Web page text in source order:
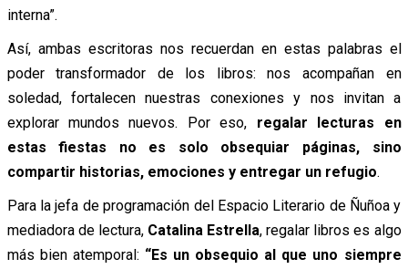
interna”.
Así, ambas escritoras nos recuerdan en estas palabras el
poder transformador de los libros: nos acompañan en
soledad, fortalecen nuestras conexiones y nos invitan a
explorar mundos nuevos. Por eso, regalar lecturas en
estas fiestas no es solo obsequiar páginas, sino
compartir historias, emociones y entregar un refugio.
Para la jefa de programación del Espacio Literario de Ñuñoa y
mediadora de lectura,Catalina Estrella, regalar libros es algo
más bien atemporal: “Es un obsequio al que uno siempre